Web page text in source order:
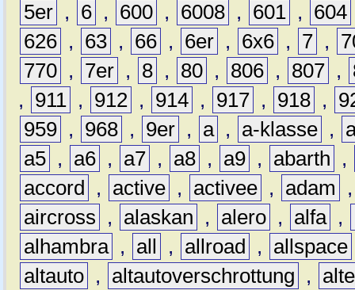
5er , 6 , 600 , 6008 , 601 , 604
626 , 63 , 66 , 6er , 6x6 , 7 ,
770 , 7er , 8 , 80 , 806 , 807 ,
,
911 , 912 , 914 , 917 , 918 ,
959 , 968 , 9er , a , a-klasse ,
a5 , a6 , a7 , a8 , a9 , abarth
,
accord
, active , activee , adam
aircross
, alaskan , alero , alfa ,
alhambra , all , allroad , allspace
altauto , altautoverschrottung ,